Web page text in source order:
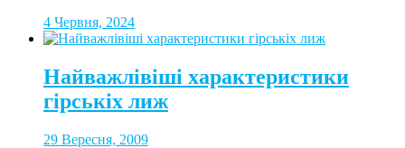
4 Червня, 2024
Найважлівіші характеристики
гірськіх лиж
29 Вересня, 2009